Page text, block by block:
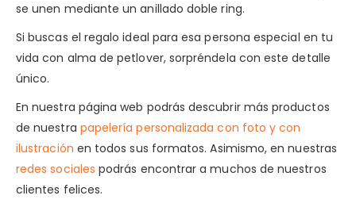
se unen mediante un anillado doble ring.
Si buscas el regalo ideal para esa persona especial en tu
vida con alma de petlover, sorpréndela con este detalle
único.
En nuestra página web podrás descubrir más productos
de nuestra papelería personalizada con foto y con
ilustración en todos sus formatos. Asimismo, en nuestras
redes sociales podrás encontrar a muchos de nuestros
clientes felices.